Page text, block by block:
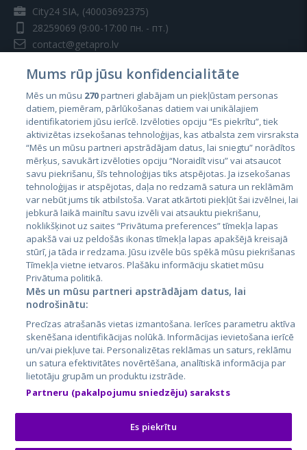
City24 SIA, (40003692375)
28259069 (9:00-17:00 пн. - пт.)
contact@getapro.lv
Страны
Эстония
Латвия
Литва
City24.lv
City24.ee
GetaPro.lv
GetaPro.ee
Skelbiu.lt
Autoplius.lt
Aruodas.lt
CVbankas.lt
Kainos.lt
Paslaugos.lt
auto24.ee
Osta.ee
KuldneBörs.ee
Mums rūp jūsu konfidencialitāte
Mēs un mūsu 270partneri glabājam un piekļūstam personas
datiem, piemēram, pārlūkošanas datiem vai unikālajiem
identifikatoriem jūsu ierīcē. Izvēloties opciju “Es piekrītu”, tiek
aktivizētas izsekošanas tehnoloģijas, kas atbalsta zem virsraksta
“Mēs un mūsu partneri apstrādājam datus, lai sniegtu” norādītos
mērķus, savukārt izvēloties opciju “Noraidīt visu” vai atsaucot
savu piekrišanu, šīs tehnoloģijas tiks atspējotas. Ja izsekošanas
tehnoloģijas ir atspējotas, daļa no redzamā satura un reklāmām
var nebūt jums tik atbilstoša. Varat atkārtoti piekļūt šai izvēlnei, lai
jebkurā laikā mainītu savu izvēli vai atsauktu piekrišanu,
noklikšķinot uz saites “Privātuma preferences” tīmekļa lapas
apakšā vai uz peldošās ikonas tīmekļa lapas apakšējā kreisajā
stūrī, ja tāda ir redzama. Jūsu izvēle būs spēkā mūsu piekrišanas
Tīmekļa vietne ietvaros. Plašāku informāciju skatiet mūsu
Privātuma politikā.
Mēs un mūsu partneri apstrādājam datus, lai
nodrošinātu:
Precīzas atrašanās vietas izmantošana. Ierīces parametru aktīva
skenēšana identifikācijas nolūkā. Informācijas ievietošana ierīcē
un/vai piekļuve tai. Personalizētas reklāmas un saturs, reklāmu
un satura efektivitātes novērtēšana, analītiskā informācija par
lietotāju grupām un produktu izstrāde.
Partneru (pakalpojumu sniedzēju) saraksts
Es piekrītu